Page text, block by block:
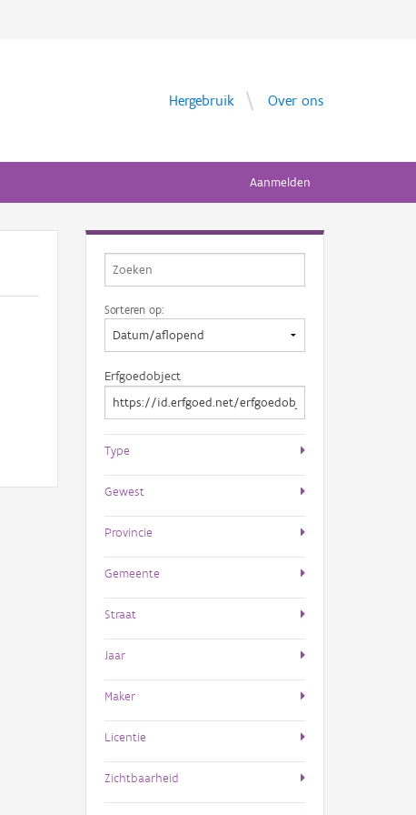
Hergebruik Over ons
Aanmelden
Sorteren op:
Erfgoedobject
Type
Gewest
Provincie
Gemeente
Straat
Jaar
Maker
Licentie
Zichtbaarheid